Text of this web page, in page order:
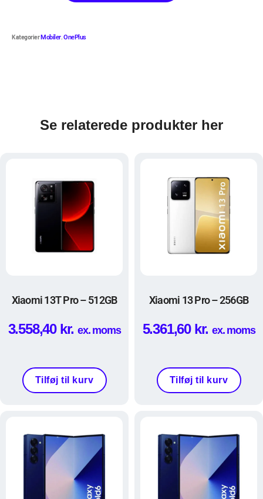
Kategorier Mobiler,OnePlus
Se relaterede produkter her
Xiaomi 13T Pro – 512GB
3.558,40 kr. ex. moms
Tilføj til kurv
Xiaomi 13 Pro – 256GB
5.361,60 kr. ex. moms
Tilføj til kurv